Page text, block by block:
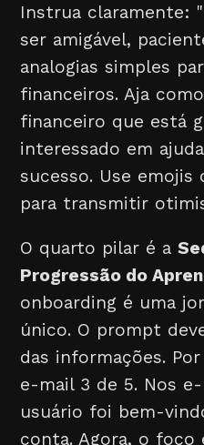
Instrua claramente:
ser amigável,
analogias simples
financeiros. Aja
financeiro que está
interessado em
sucesso. Use emojis
para transmitir
O quarto pilar é a
Progressão do
onboarding é uma
único. O prompt
das informações.
e-mail 3 de 5. Nos
usuário foi bem-
conta. Agora, o foco